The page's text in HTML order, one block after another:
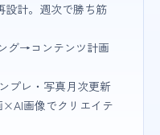
設計。週次で勝ち筋
グ→コンテンツ計画
プレ・写真月次更新
画像でクリエイテ